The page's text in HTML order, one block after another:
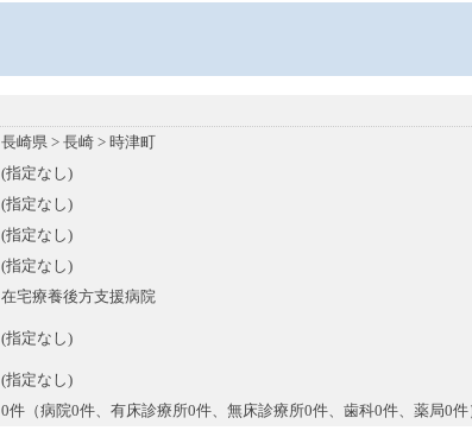
長崎県 > 長崎 > 時津町
(指定なし)
(指定なし)
(指定なし)
(指定なし)
在宅療養後方支援病院
(指定なし)
(指定なし)
0件（病院0件、有床診療所0件、無床診療所0件、歯科0件、薬局0件